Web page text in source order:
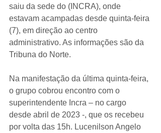
saiu da sede do (INCRA), onde
estavam acampadas desde quinta-feira
(7), em direção ao centro
administrativo. As informações são da
Tribuna do Norte.
Na manifestação da última quinta-feira,
o grupo cobrou encontro com o
superintendente Incra – no cargo
desde abril de 2023 -, que os recebeu
por volta das 15h. Lucenilson Angelo